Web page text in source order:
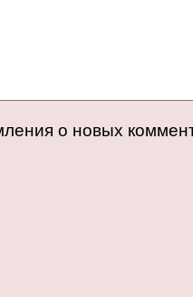
о новых